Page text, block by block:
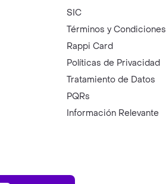
SIC
Términos y Condiciones
Rappi Card
Políticas de Privacidad
Tratamiento de Datos
PQRs
Información Relevante
AppGallery